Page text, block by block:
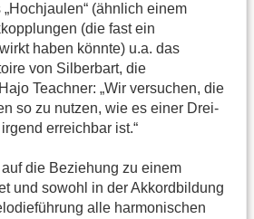
(ähnlich einem
(die fast ein
haben könnte) u.a. das
von Silberbart, die
Teachner: „Wir versuchen, die
so zu nutzen, wie es einer Drei-
erreichbar ist.“
die Beziehung zu einem
und sowohl in der Akkordbildung
alle harmonischen